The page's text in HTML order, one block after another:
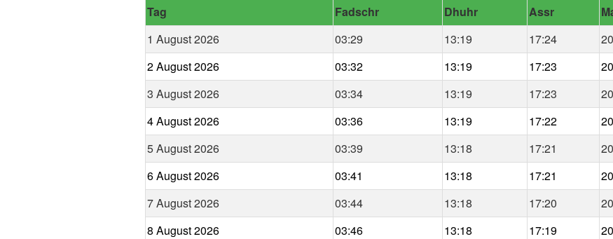
Tag Fadschr Dhuhr Assr
1 August 2026
03:29 13:19 17:24
2 August 2026
03:32 13:19 17:23
3 August 2026
03:34 13:19 17:23
4 August 2026
03:36 13:19 17:22
5 August 2026
03:39 13:18 17:21
6 August 2026
03:41 13:18 17:21
7 August 2026
03:44 13:18 17:20
8 August 2026
03:46 13:18 17:19